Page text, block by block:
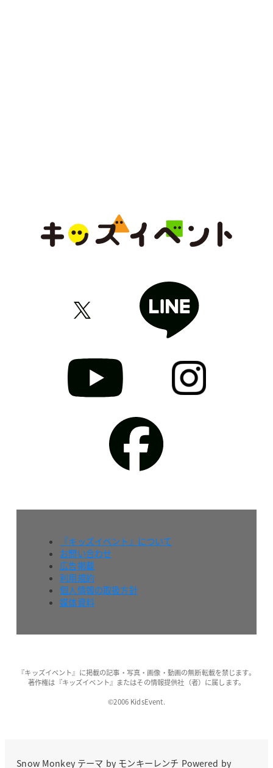
『キッズイベント』について
お問い合わせ
広告掲載
利用規約
個人情報の取扱方針
媒体資料
『キッズイベント』に掲載の記事・写真・画像・動画の無断転載を禁じます。
著作権は『キッズイベント』またはその情報提供社（者）に属します。
©2006 KidsEvent.
Snow Monkeyテーマ by モンキーレンチ Powered by